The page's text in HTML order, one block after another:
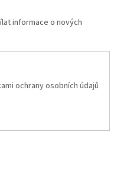
informace o nových
ochrany osobních údajů